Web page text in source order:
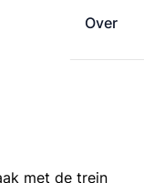
Over
met de trein